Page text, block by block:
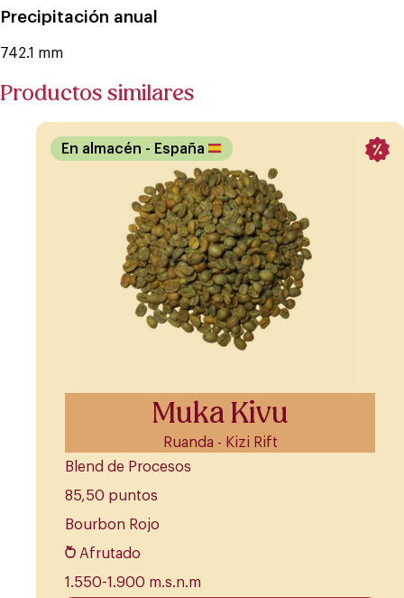
Precipitación anual
742.1 mm
Productos similares
Muka Kivu
Ruanda - Kizi Rift
En almacén - España
Blend de Procesos
85,50 puntos
Bourbon Rojo
Afrutado
1.550-1.900 m.s.n.m